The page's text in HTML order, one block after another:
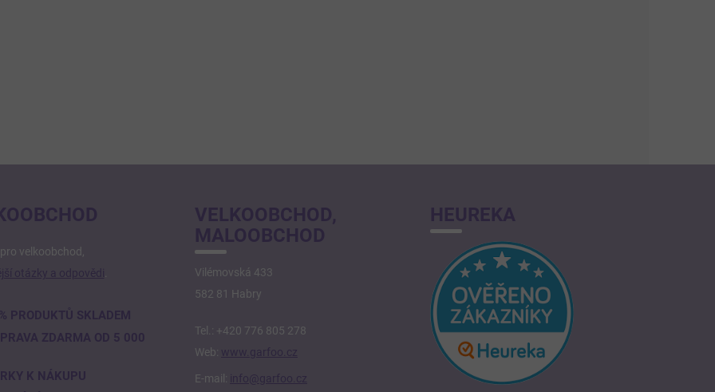
velkoobchod,
otázky a odpovědi .
PRODUKTŮ SKLADEM
ZDARMA OD 5 000
K NÁKUPU
VELKOOBCHOD,
MALOOBCHOD
Vilémovská 433
582 81 Habry
Tel.: +420 776 805 278
Web: www.garfoo.cz
E-mail: info@garfoo.cz
HEUREKA